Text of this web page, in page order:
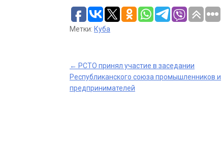
Метки: Куба
Post
navigation
← РСТО принял участие в заседании
Республиканского союза промышленников и
предпринимателей